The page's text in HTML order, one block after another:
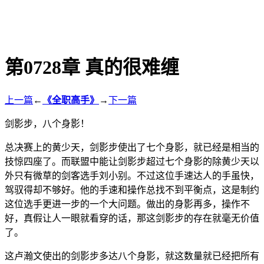
第0728章 真的很难缠
上一篇 ← 《全职高手》 →下一篇
剑影步，八个身影！
总决赛上的黄少天，剑影步使出了七个身影，就已经是相当的
技惊四座了。而联盟中能让剑影步超过七个身影的除黄少天以
外只有微草的剑客选手刘小别。不过这位手速达人的手虽快，
驾驭得却不够好。他的手速和操作总找不到平衡点，这是制约
这位选手更进一步的一个大问题。做出的身影再多，操作不
好，真假让人一眼就看穿的话，那这剑影步的存在就毫无价值
了。
这卢瀚文使出的剑影步多达八个身影，就这数量就已经把所有